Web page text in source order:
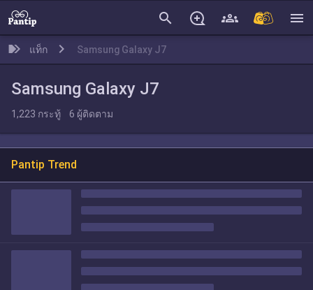
search menu
แท็ก Samsung Galaxy J7
Samsung Galaxy J7
1,223 กระทู้ 6 ผู้ติดตาม
Pantip Trend